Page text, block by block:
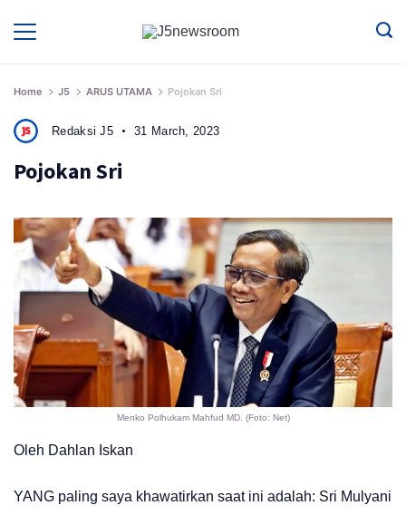
Home J5 ARUS UTAMA Pojokan Sri
Redaksi J5 31 March, 2023
Pojokan Sri
Menko Polhukam Mahfud MD. (Foto: Net)
Oleh Dahlan Iskan
YANG paling saya khawatirkan saat ini adalah: Sri Mulyani